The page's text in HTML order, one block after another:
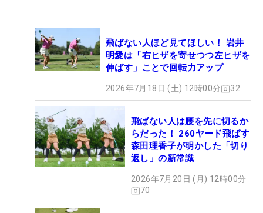
飛ばない人ほど見てほしい！ 岩井
明愛は「右ヒザを寄せつつ左ヒザを
伸ばす」ことで回転力アップ
2026年7月18日 (土) 12時00分 32
飛ばない人は腰を先に切るか
らだった！ 260ヤード飛ばす
森田理香子が明かした「切り
返し」の新常識
2026年7月20日 (月) 12時00分
70